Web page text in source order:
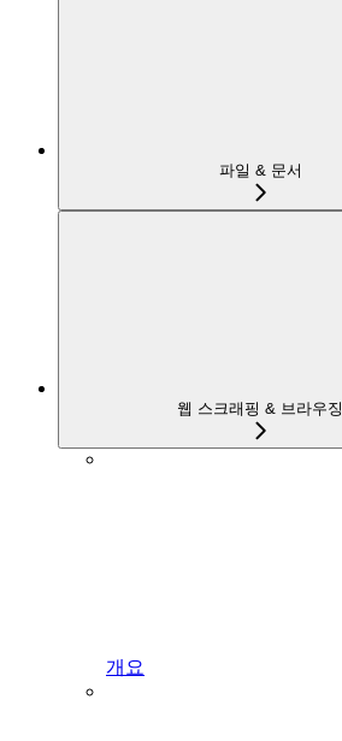
파일 & 문서
웹 스크래핑 & 브라우징
개요